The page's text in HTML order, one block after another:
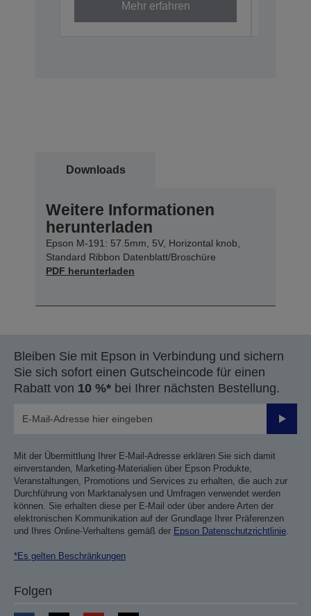
Mehr erfahren
Downloads
Weitere Informationen
herunterladen
Epson M-191: 57.5mm, 5V, Horizontal knob,
Standard Ribbon Datenblatt/Broschüre
PDF herunterladen
Bleiben Sie mit Epson in Verbindung und sichern
Sie sich sofort einen Gutscheincode für einen
Rabatt von 10 %* bei Ihrer nächsten Bestellung.
Mit der Übermittlung Ihrer E-Mail-Adresse erklären Sie sich damit
einverstanden, Marketing-Materialien über Epson Produkte,
Veranstaltungen, Promotions und Services zu erhalten, die auch zur
Durchführung von Marktanalysen und Umfragen verwendet werden
können. Sie erhalten diese per E-Mail oder über andere Arten der
elektronischen Kommunikation auf der Grundlage Ihrer Präferenzen
und Ihres Online-Verhaltens gemäß der Epson Datenschutzrichtlinie
*Es gelten Beschränkungen
Folgen